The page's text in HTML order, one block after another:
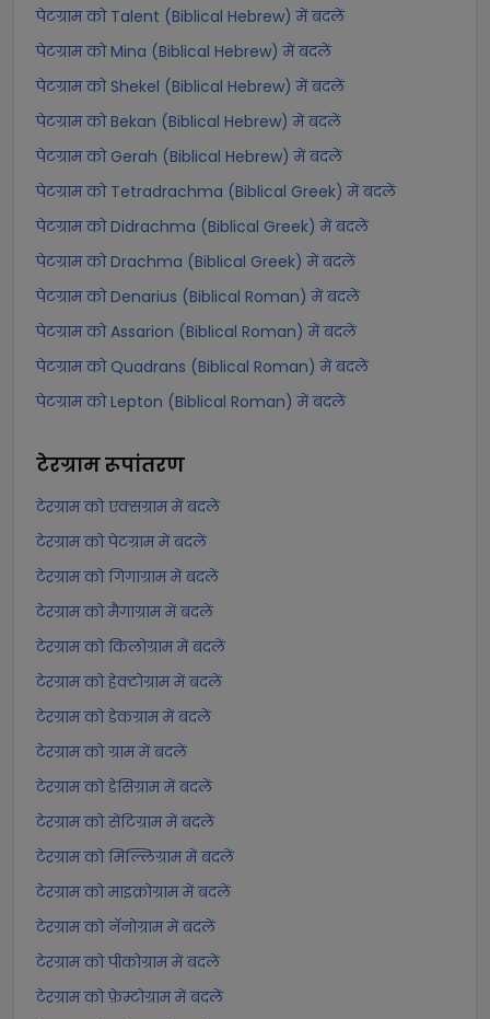
पेटग्राम को Talent (Biblical Hebrew) में बदलें
पेटग्राम को Mina (Biblical Hebrew) में बदलें
पेटग्राम को Shekel (Biblical Hebrew) में बदलें
पेटग्राम को Bekan (Biblical Hebrew) में बदलें
पेटग्राम को Gerah (Biblical Hebrew) में बदलें
पेटग्राम को Tetradrachma (Biblical Greek) में बदलें
पेटग्राम को Didrachma (Biblical Greek) में बदलें
पेटग्राम को Drachma (Biblical Greek) में बदलें
पेटग्राम को Denarius (Biblical Roman) में बदलें
पेटग्राम को Assarion (Biblical Roman) में बदलें
पेटग्राम को Quadrans (Biblical Roman) में बदलें
पेटग्राम को Lepton (Biblical Roman) में बदलें
टेरग्रामरूपांतरण
टेरग्राम को एक्सग्राम में बदलें
टेरग्राम को पेटग्राम में बदलें
टेरग्राम को गिगाग्राम में बदलें
टेरग्राम को मैगाग्राम में बदलें
टेरग्राम को किलोग्राम में बदलें
टेरग्राम को हेक्टोग्राम में बदलें
टेरग्राम को डेकग्राम में बदलें
टेरग्राम को ग्राम में बदलें
टेरग्राम को डेसिग्राम में बदलें
टेरग्राम को सेंटिग्राम में बदलें
टेरग्राम को मिल्लिग्राम में बदलें
टेरग्राम को माइक्रोग्राम में बदलें
टेरग्राम को नॅनोग्राम में बदलें
टेरग्राम को पीकोग्राम में बदलें
टेरग्राम को फ़ेम्टोग्राम में बदलें